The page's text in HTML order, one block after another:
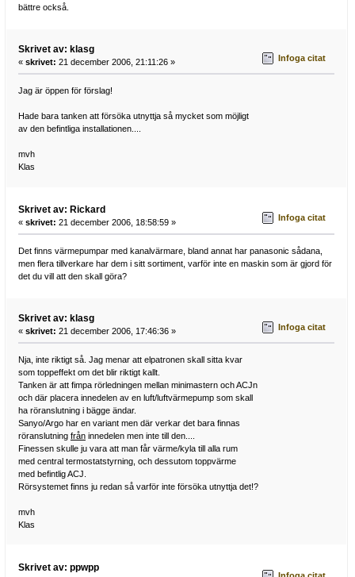
bättre också.
Skrivet av: klasg
« skrivet: 21 december 2006, 21:11:26 » Infoga citat
Jag är öppen för förslag!
Hade bara tanken att försöka utnyttja så mycket som möjligt
av den befintliga installationen....
mvh
Klas
Skrivet av: Rickard
« skrivet: 21 december 2006, 18:58:59 » Infoga citat
Det finns värmepumpar med kanalvärmare, bland annat har panasonic sådana,
men flera tillverkare har dem i sitt sortiment, varför inte en maskin som är gjord för
det du vill att den skall göra?
Skrivet av: klasg
« skrivet: 21 december 2006, 17:46:36 » Infoga citat
Nja, inte riktigt så. Jag menar att elpatronen skall sitta kvar
som toppeffekt om det blir riktigt kallt.
Tanken är att fimpa rörledningen mellan minimastern och ACJn
och där placera innedelen av en luft/luftvärmepump som skall
ha röranslutning i bägge ändar.
Sanyo/Argo har en variant men där verkar det bara finnas
röranslutning fråninnedelen men inte till den....
Finessen skulle ju vara att man får värme/kyla till alla rum
med central termostatstyrning, och dessutom toppvärme
med befintlig ACJ.
Rörsystemet finns ju redan så varför inte försöka utnyttja det!?
mvh
Klas
Skrivet av: ppwpp